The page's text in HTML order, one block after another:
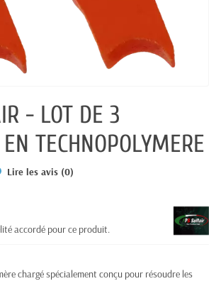
- LOT DE 3
TECHNOPOLYMERE
Lire les avis (0)
accordé pour ce produit.
chargé spécialement conçu pour résoudre les